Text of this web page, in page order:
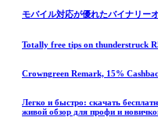
モバイル対応が優れたバイナリー
Totally free tips on thunderstruck
Crowngreen Remark, 15%
Легко и быстро: скачать
живой обзор для профи и